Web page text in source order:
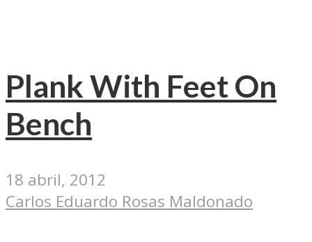
Plank With Feet On
Bench
18 abril, 2012
Carlos Eduardo Rosas Maldonado